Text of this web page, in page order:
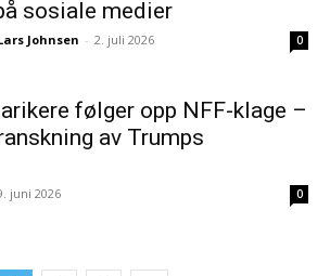
sosiale medier
Johnsen - 2. juli 2026 0
følger opp NFF-klage –
av Trumps
juni 2026 0